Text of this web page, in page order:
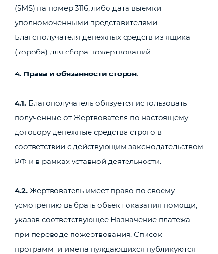
(SMS) на номер 3116, либо дата выемки
уполномоченными представителями
Благополучателя денежных средств из ящика
(короба) для сбора пожертвований.
4. Права и обязанности сторон.
4.1. Благополучатель обязуется использовать
полученные от Жертвователя по настоящему
договору денежные средства строго в
соответствии с действующим законодательством
РФ и в рамках уставной деятельности.
4.2. Жертвователь имеет право по своему
усмотрению выбрать объект оказания помощи,
указав соответствующее Назначение платежа
при переводе пожертвования. Список
программ и имена нуждающихся публикуются